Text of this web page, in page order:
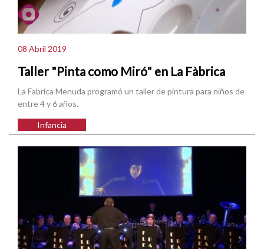
08 Abril 2019
Taller "Pinta como Miró" en La Fàbrica
La Fabrica Menuda programó un taller de pintura para niños de
entre 4 y 6 años.
Infancia